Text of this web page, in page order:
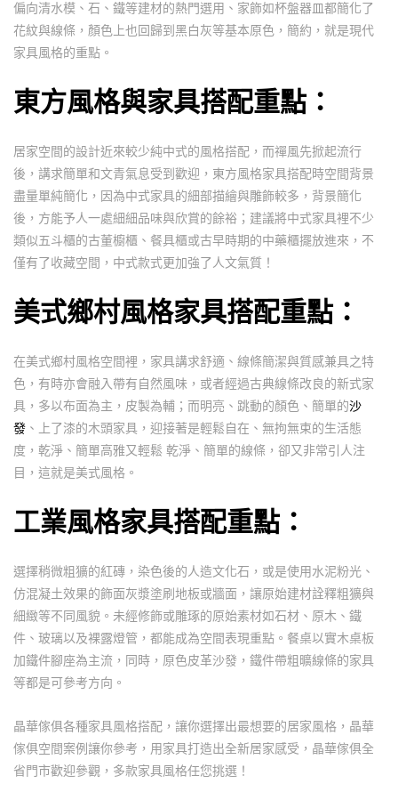
偏向清水模、石、鐵等建材的熱門選用、家飾如杯盤器皿都簡化了
花紋與線條，顏色上也回歸到黑白灰等基本原色，簡約，就是現代
家具風格的重點。
東方風格與家具搭配重點：
居家空間的設計近來較少純中式的風格搭配，而禪風先掀起流行
後，講求簡單和文青氣息受到歡迎，東方風格家具搭配時空間背景
盡量單純簡化，因為中式家具的細部描繪與雕飾較多，背景簡化
後，方能予人一處細細品味與欣賞的餘裕；建議將中式家具裡不少
類似五斗櫃的古董櫥櫃、餐具櫃或古早時期的中藥櫃擺放進來，不
僅有了收藏空間，中式款式更加強了人文氣質！
美式鄉村風格家具搭配重點：
在美式鄉村風格空間裡，家具講求舒適、線條簡潔與質感兼具之特
色，有時亦會融入帶有自然風味，或者經過古典線條改良的新式家
具，多以布面為主，皮製為輔；而明亮、跳動的顏色、簡單的沙
發 、上了漆的木頭家具，迎接著是輕鬆自在、無拘無束的生活態
度，乾淨、簡單高雅又輕鬆 乾淨、簡單的線條，卻又非常引人注
目，這就是美式風格。
工業風格家具搭配重點：
選擇稍微粗獷的紅磚，染色後的人造文化石，或是使用水泥粉光、
仿混凝土效果的飾面灰漿塗刷地板或牆面，讓原始建材詮釋粗獷與
細緻等不同風貌。未經修飾或雕琢的原始素材如石材、原木、鐵
件、玻璃以及裸露燈管，都能成為空間表現重點。餐桌以實木桌板
加鐵件腳座為主流，同時，原色皮革沙發，鐵件帶粗曠線條的家具
等都是可參考方向。
晶華傢俱各種家具風格搭配，讓你選擇出最想要的居家風格，晶華
傢俱空間案例讓你參考，用家具打造出全新居家感受，晶華傢俱全
省門市歡迎參觀，多款家具風格任您挑選！